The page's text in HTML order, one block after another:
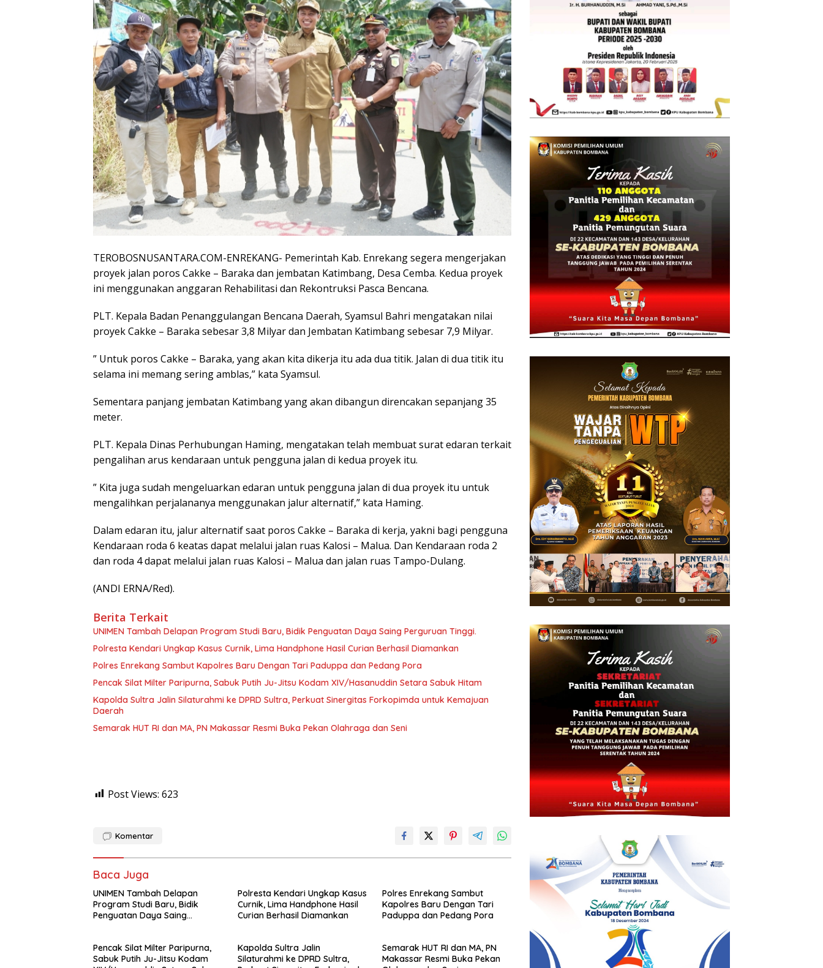
TEROBOSNUSANTARA.COM-ENREKANG- Pemerintah Kab. Enrekang segera mengerjakan
proyek jalan poros Cakke – Baraka dan jembatan Katimbang, Desa Cemba. Kedua proyek
ini menggunakan anggaran Rehabilitasi dan Rekontruksi Pasca Bencana.
PLT. Kepala Badan Penanggulangan Bencana Daerah, Syamsul Bahri mengatakan nilai
proyek Cakke – Baraka sebesar 3,8 Milyar dan Jembatan Katimbang sebesar 7,9 Milyar.
” Untuk poros Cakke – Baraka, yang akan kita dikerja itu ada dua titik. Jalan di dua titik itu
selama ini memang sering amblas,” kata Syamsul.
Sementara panjang jembatan Katimbang yang akan dibangun direncakan sepanjang 35
meter.
PLT. Kepala Dinas Perhubungan Haming, mengatakan telah membuat surat edaran terkait
pengalihan arus kendaraan untuk pengguna jalan di kedua proyek itu.
” Kita juga sudah mengeluarkan edaran untuk pengguna jalan di dua proyek itu untuk
mengalihkan perjalananya menggunakan jalur alternatif,” kata Haming.
Dalam edaran itu, jalur alternatif saat poros Cakke – Baraka di kerja, yakni bagi pengguna
Kendaraan roda 6 keatas dapat melalui jalan ruas Kalosi – Malua. Dan Kendaraan roda 2
dan roda 4 dapat melalui jalan ruas Kalosi – Malua dan jalan ruas Tampo-Dulang.
(ANDI ERNA/Red).
Berita Terkait
UNIMEN Tambah Delapan Program Studi Baru, Bidik Penguatan Daya Saing Perguruan Tinggi.
Polresta Kendari Ungkap Kasus Curnik, Lima Handphone Hasil Curian Berhasil Diamankan
Polres Enrekang Sambut Kapolres Baru Dengan Tari Paduppa dan Pedang Pora
Pencak Silat Milter Paripurna, Sabuk Putih Ju-Jitsu Kodam XIV/Hasanuddin Setara Sabuk Hitam
Kapolda Sultra Jalin Silaturahmi ke DPRD Sultra, Perkuat Sinergitas Forkopimda untuk Kemajuan
Daerah
Semarak HUT RI dan MA, PN Makassar Resmi Buka Pekan Olahraga dan Seni
Post Views: 623
Komentar
Baca Juga
UNIMEN Tambah Delapan
Program Studi Baru, Bidik
Penguatan Daya Saing
Polresta Kendari Ungkap Kasus
Curnik, Lima Handphone Hasil
Curian Berhasil Diamankan
Polres Enrekang Sambut
Kapolres Baru Dengan Tari
Paduppa dan Pedang Pora
Pencak Silat Milter Paripurna,
Sabuk Putih Ju-Jitsu Kodam
Kapolda Sultra Jalin
Silaturahmi ke DPRD Sultra,
Semarak HUT RI dan MA, PN
Makassar Resmi Buka Pekan